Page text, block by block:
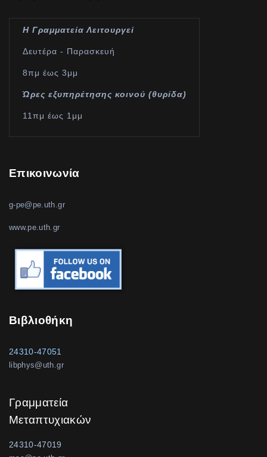
Η Γραμματεία Λειτουργεί
Δευτέρα - Παρασκευή
8πμ έως 3μμ
Ώρες εξυπηρέτησης κοινού (θυρίδα)
11πμ έως 1μμ
Επικοινωνία
g-pe@pe.uth.gr
www.pe.uth.gr
Βιβλιοθήκη
24310-47051
libphys@uth.gr
Γραμματεία
Μεταπτυχιακών
24310-47019